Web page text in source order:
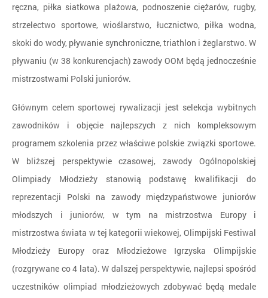
ręczna, piłka siatkowa plażowa, podnoszenie ciężarów, rugby,
strzelectwo sportowe, wioślarstwo, łucznictwo, piłka wodna,
skoki do wody, pływanie synchroniczne, triathlon i żeglarstwo. W
pływaniu (w 38 konkurencjach) zawody OOM będą jednocześnie
mistrzostwami Polski juniorów.
Głównym celem sportowej rywalizacji jest selekcja wybitnych
zawodników i objęcie najlepszych z nich kompleksowym
programem szkolenia przez właściwe polskie związki sportowe.
W bliższej perspektywie czasowej, zawody Ogólnopolskiej
Olimpiady Młodzieży stanowią podstawę kwalifikacji do
reprezentacji Polski na zawody międzypaństwowe juniorów
młodszych i juniorów, w tym na mistrzostwa Europy i
mistrzostwa świata w tej kategorii wiekowej, Olimpijski Festiwal
Młodzieży Europy oraz Młodzieżowe Igrzyska Olimpijskie
(rozgrywane co 4 lata). W dalszej perspektywie, najlepsi spośród
uczestników olimpiad młodzieżowych zdobywać będą medale